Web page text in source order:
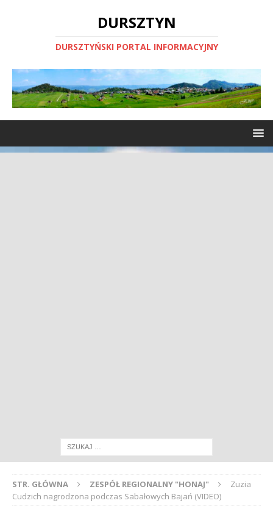
DURSZTYN
DURSZTYŃSKI PORTAL INFORMACYJNY
STR. GŁÓWNA ZESPÓŁ REGIONALNY "HONAJ"
Zuzia
Cudzich nagrodzona podczas Sabałowych Bajań (VIDEO)